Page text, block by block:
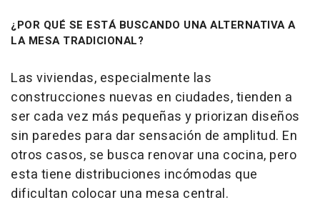
¿POR QUÉ SE ESTÁ BUSCANDO UNA ALTERNATIVA A
LA MESA TRADICIONAL?
Las viviendas, especialmente las
construcciones nuevas en ciudades, tienden a
ser cada vez más pequeñas y priorizan diseños
sin paredes para dar sensación de amplitud. En
otros casos, se busca renovar una cocina, pero
esta tiene distribuciones incómodas que
dificultan colocar una mesa central.